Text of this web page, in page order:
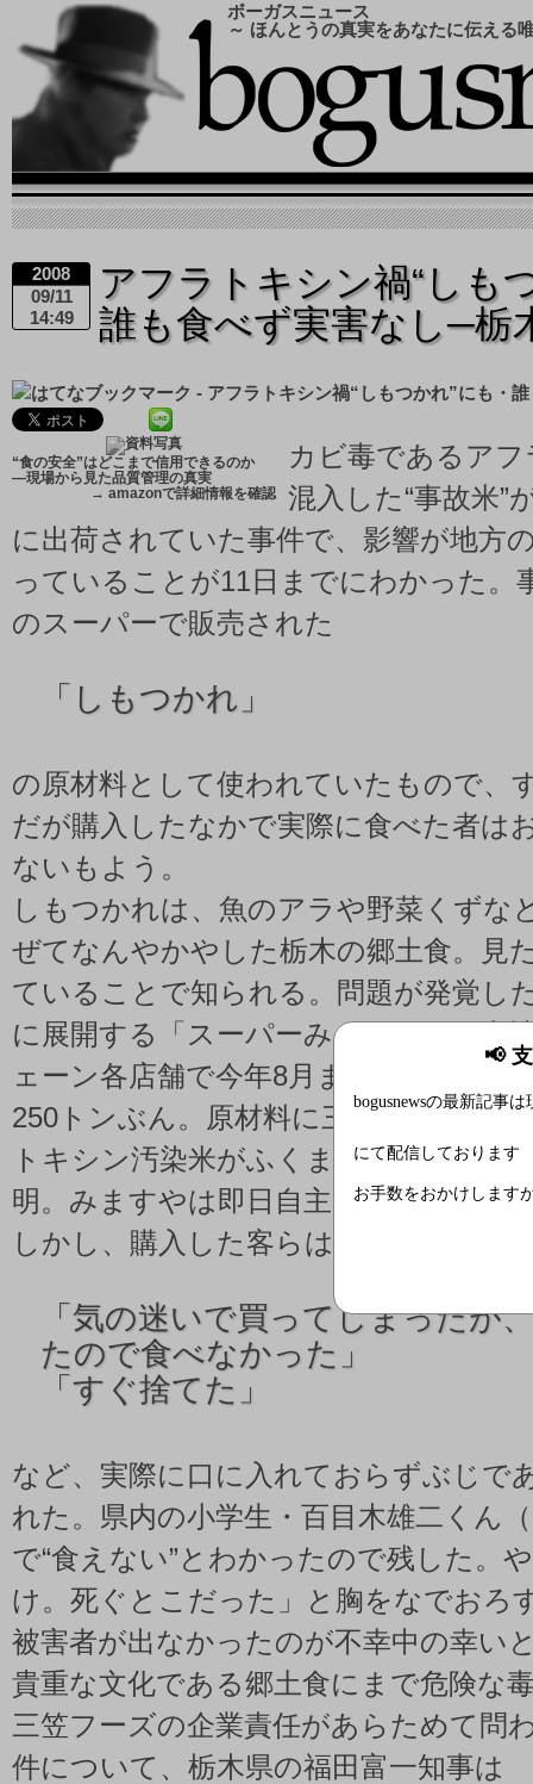
📢
bogusnewsの最新記事は
にて配信しております
お手数をおかけします
ボーガスニュース
～ ほんとうの真実をあなたに伝える
2008
09/11
14:49
アフラトキシン禍“しも
誰も食べず実害なし─栃
“食の安全”はどこまで信用できるのか
―現場から見た品質管理の真実
→ amazonで詳細情報を確認
カビ毒であるア
混入した“事故米”
に出荷されていた事件で、影響が地方
っていることが11日までにわかった。
のスーパーで販売された
「 しもつかれ」
の原材料として使われていたもので、
だが購入したなかで実際に食べた者は
ないもよう。
しもつかれは、魚のアラや野菜くずな
ぜてなんやかやした栃木の郷土食。見
ていることで知られる。問題が発覚し
に展開する「スーパーみますや」（本
ェーン各店舗で今年8月までに製造・
250トンぶん。原材料に三笠フーズの
トキシン汚染米がふくまれていたこと
明。みますやは即日自主回収にふみき
しかし、購入した客らはいずれも
「 気の迷いで買ってしまったが
たので食べなかった」
「 すぐ捨てた」
など、実際に口に入れておらずぶじで
れた。県内の小学生・百目木雄二くん
で“食えない”とわかったので残した。
け。死ぐとこだった」と胸をなでおろ
被害者が出なかったのが不幸中の幸い
貴重な文化である郷土食にまで危険な
三笠フーズの企業責任があらためて問
件について、栃木県の福田富一知事は